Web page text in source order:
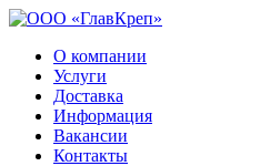
О компании
Услуги
Доставка
Информация
Вакансии
Контакты